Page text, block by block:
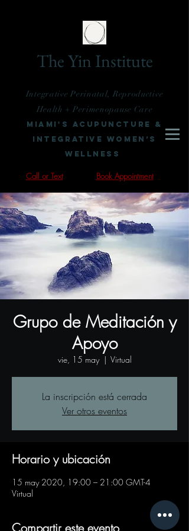
The Yin Institute
Integrative Perinatal, Reproductive
Health + Perimenopause Care
Miami's Acupuncture &
Integrative Women’s
Wellness
Book Appointment
Call or Text
Grupo de Meditación y
Apoyo
vie, 15 may
  |
Virtual
La inscripción está cerrada
Ver otros eventos
Horario y ubicación
15 may 2020, 19:00 – 21:00 GMT-4
Virtual
Compartir este evento